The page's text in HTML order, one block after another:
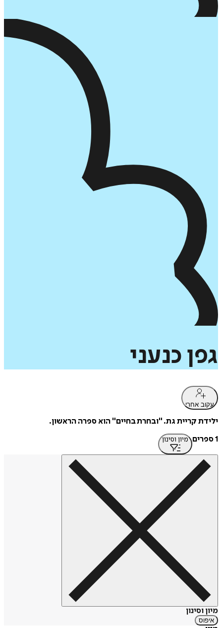
גפן כנעני
עקוב אחרי
ילידת קריית גת. "ובחרת בחיים" הוא ספרה הראשון.
1 ספרים
מיון וסינון
מיון וסינון
איפוס